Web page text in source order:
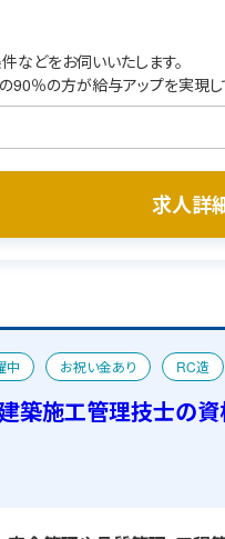
などをお伺いいたします。
90％の方が給与アップを実現し
求人詳
中 お祝い金あり
RC造
築施工管理技士の